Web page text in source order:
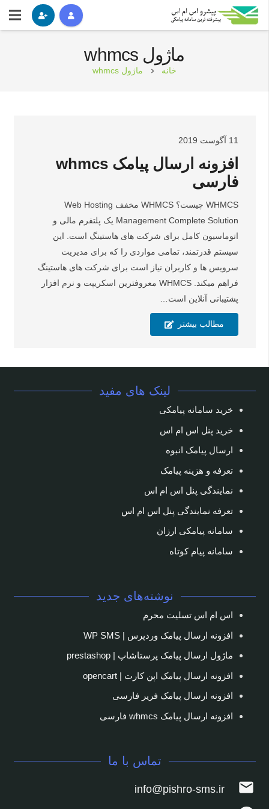
ماژول whmcs
خانه chevron_right ماژول whmcs
11 آگوست 2019
افزونه ارسال پیامک whmcs
فارسی
WHMCS چیست؟ WHMCS مخفف Web Hosting
Management Complete Solution یک پلتفرم مالی و
اتوماسیون کامل برای شرکت های هاستینگ است. این
سیستم قدرتمند، تمامی مواردی را که برای مدیریت
سرویس ها و کاربران نیاز است برای شرکت های هاستینگ
فراهم میکند. WHMCS معروفترین اسکریپت و نرم افزار
پشتیبانی آنلاین است…
مطالب بیشتر
لینک های مفید
خرید سامانه پیامکی
خرید پنل اس ام اس
ارسال پیامک انبوه
تعرفه و هزینه پیامک
نمایندگی پنل اس ام اس
تعرفه نمایندگی پنل اس ام اس
سامانه پیامکی ارزان
سامانه پیام کوتاه
نوشته‌های جدید
اس ام اس تسلیت محرم
افزونه ارسال پیامک وردپرس | WP SMS
ماژول ارسال پیامک پرستاشاپ | prestashop
افزونه ارسال پیامک اپن کارت | opencart
افزونه ارسال پیامک فریر فارسی
افزونه ارسال پیامک whmcs فارسی
تماس با ما
mail
info@pishro-sms.ir